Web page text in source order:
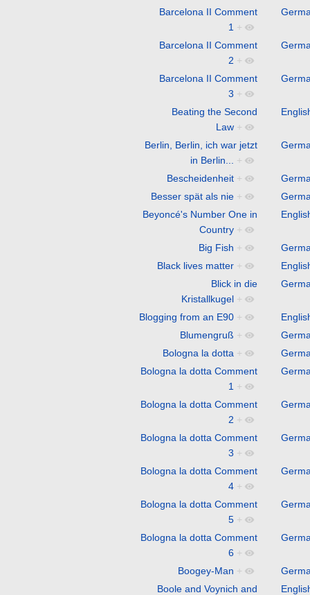
Barcelona II Comment
1 +
Barcelona II Comment
2 +
Barcelona II Comment
3 +
Beating the Second
Law +
Berlin, Berlin, ich war jetzt
in Berlin...
+
Bescheidenheit +
Besser spät als nie +
Beyoncé's Number One in
Country +
Big Fish +
Black lives matter +
Blick in die
Kristallkugel +
Blogging from an E90 +
Blumengruß +
Bologna la dotta +
Bologna la dotta Comment
1 +
Bologna la dotta Comment
2 +
Bologna la dotta Comment
3 +
Bologna la dotta Comment
4 +
Bologna la dotta Comment
5 +
Bologna la dotta Comment
6 +
Boogey-Man +
Boole and Voynich and